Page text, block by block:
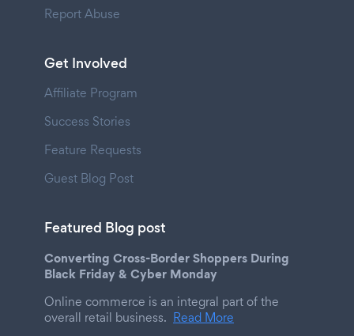
Report Abuse
Get Involved
Affiliate Program
Success Stories
Feature Requests
Guest Blog Post
Featured Blog post
Converting Cross-Border Shoppers During
Black Friday & Cyber Monday
Online commerce is an integral part of the
overall retail business. Read More